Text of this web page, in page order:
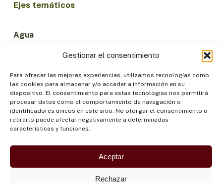
Gestionar el consentimiento
Para ofrecer las mejores experiencias, utilizamos tecnologías como
las cookies para almacenar y/o acceder a información en su
dispositivo. El consentimiento para estas tecnologías nos permitirá
procesar datos como el comportamiento de navegación o
identificadores únicos en este sitio. No otorgar el consentimiento o
retirarlo puede afectar negativamente a determinadas
características y funciones.
Aceptar
Rechazar
Ejes temáticos
Agua
Economía Sostenible
Bosques y Biodiversidad
Institucionalidad
Participación
Pueblos Indígenas